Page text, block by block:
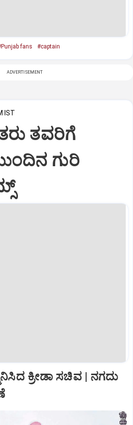
fans #captain
ADVERTISEMENT
IST
ತವರಿಗೆ
ಗುರಿ
ಕ್ರೀಡಾ ಸಚಿವ | ನಗದು